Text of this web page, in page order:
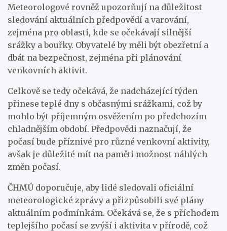
Meteorologové rovněž upozorňují na důležitost
sledování aktuálních předpovědí a varování,
zejména pro oblasti, kde se očekávají silnější
srážky a bouřky. Obyvatelé by měli být obezřetní a
dbát na bezpečnost, zejména při plánování
venkovních aktivit.
Celkově se tedy očekává, že nadcházející týden
přinese teplé dny s občasnými srážkami, což by
mohlo být příjemným osvěžením po předchozím
chladnějším období. Předpovědi naznačují, že
počasí bude příznivé pro různé venkovní aktivity,
avšak je důležité mít na paměti možnost náhlých
změn počasí.
ČHMÚ doporučuje, aby lidé sledovali oficiální
meteorologické zprávy a přizpůsobili své plány
aktuálním podmínkám. Očekává se, že s příchodem
teplejšího počasí se zvýší i aktivita v přírodě, což